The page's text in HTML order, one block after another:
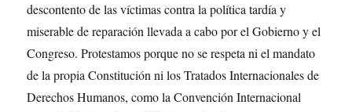
descontento de las víctimas contra la política tardía y
miserable de reparación llevada a cabo por el Gobierno y el
Congreso. Protestamos porque no se respeta ni el mandato
de la propia Constitución ni los Tratados Internacionales de
Derechos Humanos, como la Convención Internacional